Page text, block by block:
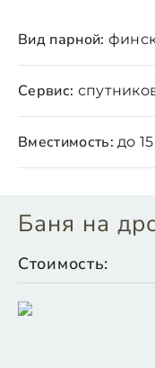
Вид парной:
Сервис:
Вместимость: до
Баня на
Стоимость: